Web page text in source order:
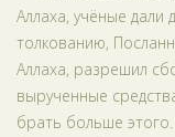
Аллаха, учёные дали
толкованию,
Аллаха, разрешил
вырученные
брать больше